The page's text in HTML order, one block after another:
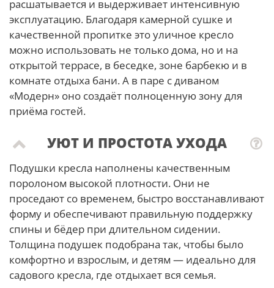
расшатывается и выдерживает интенсивную
эксплуатацию. Благодаря камерной сушке и
качественной пропитке это уличное кресло
можно использовать не только дома, но и на
открытой террасе, в беседке, зоне барбекю и в
комнате отдыха бани. А в паре с диваном
«Модерн» оно создаёт полноценную зону для
приёма гостей.
УЮТ И ПРОСТОТА УХОДА
Подушки кресла наполнены качественным
поролоном высокой плотности. Они не
проседают со временем, быстро восстанавливают
форму и обеспечивают правильную поддержку
спины и бёдер при длительном сидении.
Толщина подушек подобрана так, чтобы было
комфортно и взрослым, и детям — идеально для
садового кресла, где отдыхает вся семья.